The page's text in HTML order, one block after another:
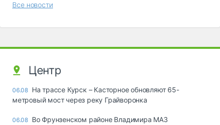
Все новости
Центр
06.08 На трассе Курск – Касторное обновляют 65-
метровый мост через реку Грайворонка
06.08 Во Фрунзенском районе Владимира МАЗ